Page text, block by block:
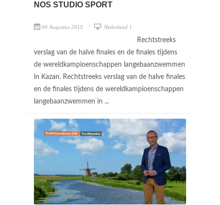
NOS STUDIO SPORT
04 Augustus 2015 Nederland 1
Rechtstreeks
verslag van de halve finales en de finales tijdens
de wereldkampioenschappen langebaanzwemmen
in Kazan. Rechtstreeks verslag van de halve finales
en de finales tijdens de wereldkampioenschappen
langebaanzwemmen in ...